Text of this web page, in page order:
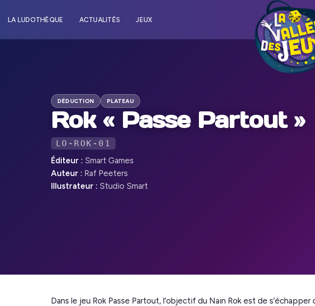
LA LUDOTHÈQUE ACTUALITÉS JEUX
DÉDUCTION PLATEAU
Rok « Passe Partout »
LO-ROK-01
Éditeur : Smart Games
Auteur : Raf Peeters
Illustrateur : Studio Smart
Dans le jeu Rok Passe Partout, l’objectif du Nain Rok est de